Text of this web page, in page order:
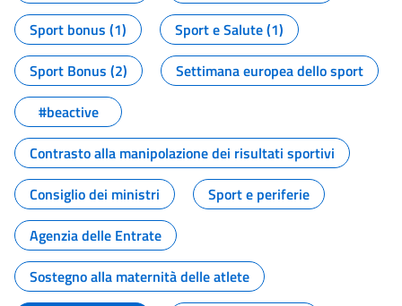
Sport bonus (1)
Sport e Salute (1)
Sport Bonus (2)
Settimana europea dello sport
#beactive
Contrasto alla manipolazione dei risultati sportivi
Consiglio dei ministri
Sport e periferie
Agenzia delle Entrate
Sostegno alla maternità delle atlete